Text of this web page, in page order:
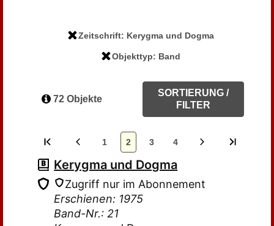
Zeitschrift: Kerygma und Dogma
Objekttyp: Band
72 Objekte
SORTIERUNG /
FILTER
1 2 3 4
Kerygma und Dogma
Zugriff nur im Abonnement
Erschienen: 1975
Band-Nr.: 21